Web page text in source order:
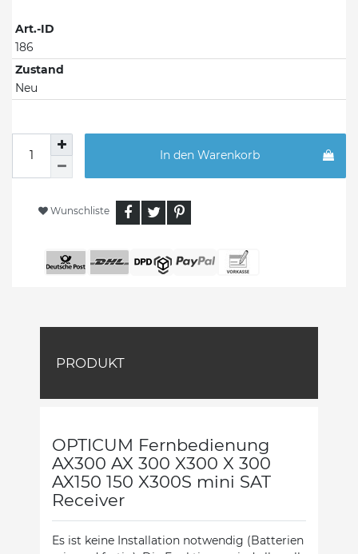
Art.-ID
186
Zustand
Neu
In den Warenkorb
Wunschliste
PRODUKT
OPTICUM Fernbedienung
AX300 AX 300 X300 X 300
AX150 150 X300S mini SAT
Receiver
Es ist keine Installation notwendig (Batterien